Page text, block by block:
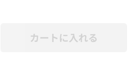
カートに入れる